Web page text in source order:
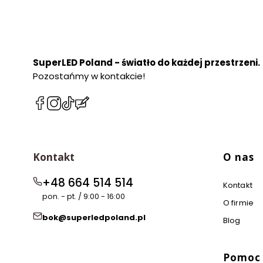
SuperLED Poland - światło do każdej przestrzeni.
Pozostańmy w kontakcie!
(Otwiera
karcie)
(Otwiera
karcie)
(Otwiera
(Otwiera
Kontakt
+48 664 514 514
pon. - pt. / 9:00 - 16:00
bok@superledpoland.pl
Linki w
O nas
Kontakt
O firmie
Blog
Pomoc